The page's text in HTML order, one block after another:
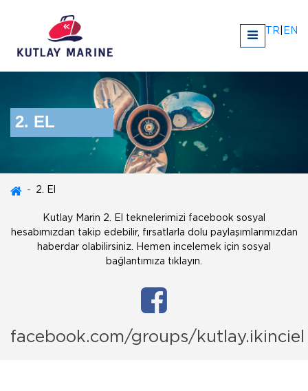
TR EN
2. EL
2. El
Kutlay Marin 2. El teknelerimizi facebook sosyal
hesabımızdan takip edebilir, fırsatlarla dolu paylaşımlarımızdan
haberdar olabilirsiniz. Hemen incelemek için sosyal
bağlantımıza tıklayın.
facebook.com/groups/kutlay.ikinciel